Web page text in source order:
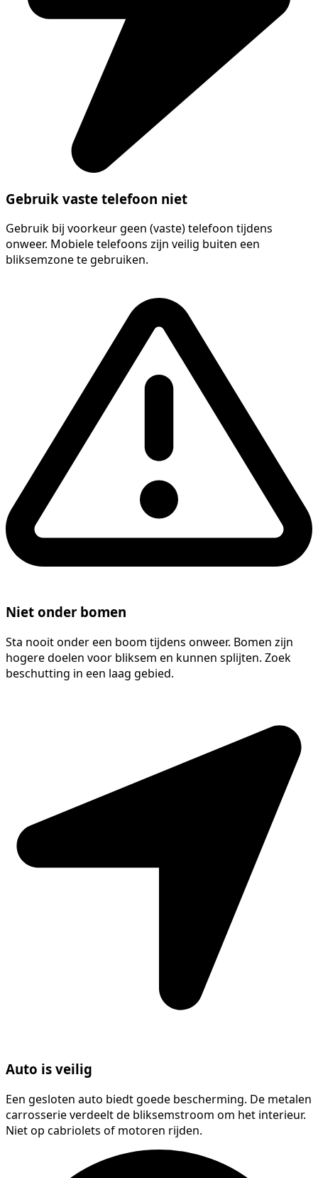
Gebruik vaste telefoon niet
Gebruik bij voorkeur geen (vaste) telefoon tijdens
onweer. Mobiele telefoons zijn veilig buiten een
bliksemzone te gebruiken.
Niet onder bomen
Sta nooit onder een boom tijdens onweer. Bomen zijn
hogere doelen voor bliksem en kunnen splijten. Zoek
beschutting in een laag gebied.
Auto is veilig
Een gesloten auto biedt goede bescherming. De metalen
carrosserie verdeelt de bliksemstroom om het interieur.
Niet op cabriolets of motoren rijden.